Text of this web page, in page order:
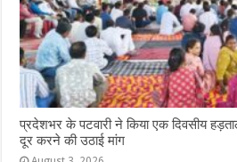
प्रदेशभर के पटवारी ने किया एक दिवसीय
दूर करने की उठाई मांग